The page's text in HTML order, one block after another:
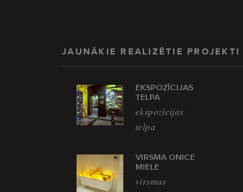
JAUNĀKIE REALIZĒTIE PROJEKTI
EKSPOZĪCIJAS
TELPA
ekspozīcijas
telpa
VIRSMA ONICE
MIELE
virsmas